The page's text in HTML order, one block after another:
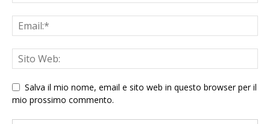
Salva il mio nome, email e sito web in questo browser per il
mio prossimo commento.